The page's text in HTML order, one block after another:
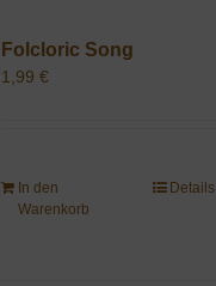
Folcloric Song
1,99€
In den
Warenkorb
Details